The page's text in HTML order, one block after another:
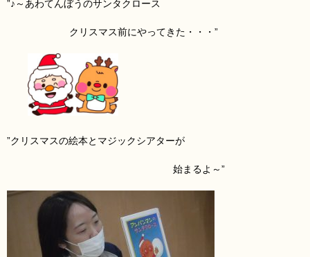
”♪～あわてんぼうのサンタクロース
クリスマス前にやってきた・・・”
”クリスマスの絵本とマジックシアターが
始まるよ～”